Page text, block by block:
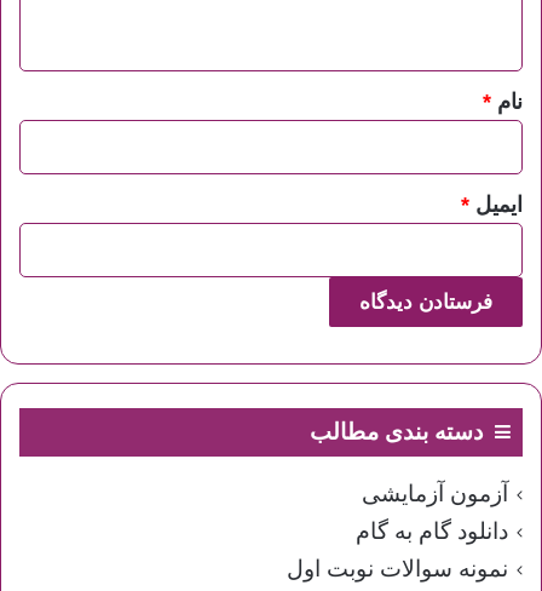
نام *
ایمیل *
دسته بندی مطالب
آزمون آزمایشی
دانلود گام به گام
نمونه سوالات نوبت اول